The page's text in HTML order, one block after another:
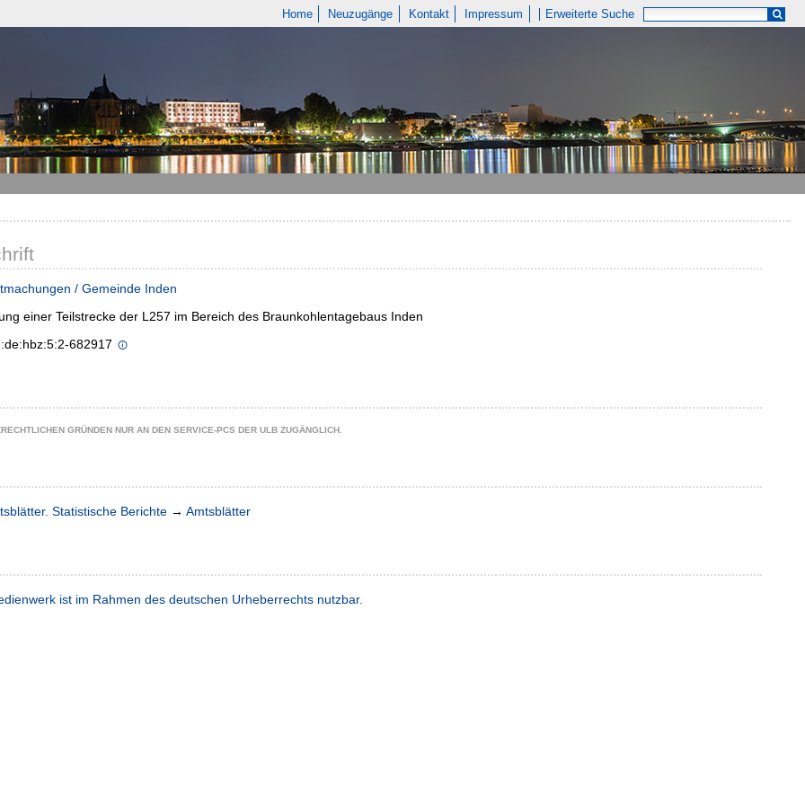
Home Neuzugänge Kontakt Impressum Erweiterte Suche
/ Gemeinde Inden
einer Teilstrecke der L257 im Bereich des Braunkohlentagebaus Inden
682917
GRÜNDEN NUR AN DEN SERVICE-PCS DER ULB ZUGÄNGLICH.
Statistische Berichte → Amtsblätter
ist im Rahmen des deutschen Urheberrechts nutzbar.